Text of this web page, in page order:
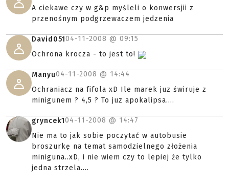
A ciekawe czy w g&p myśleli o konwersjii z
przenośnym podgrzewaczem jedzenia
David05104-11-2008 @ 09:15
Ochrona krocza - to jest to!
Manyu04-11-2008 @ 14:44
Ochraniacz na fifola xD Ile marek juz świruje z
minigunem ? 4,5 ? To juz apokalipsa....
gryncek104-11-2008 @ 14:47
Nie ma to jak sobie poczytać w autobusie
broszurkę na temat samodzielnego złożenia
miniguna..xD, i nie wiem czy to lepiej że tylko
jedna strzela....